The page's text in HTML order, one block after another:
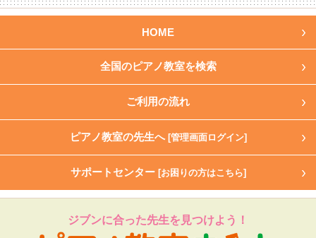
HOME
全国のピアノ教室を検索
ご利用の流れ
ピアノ教室の先生へ [管理画面ログイン]
サポートセンター [お困りの方はこちら]
ジブンに合った先生を見つけよう！